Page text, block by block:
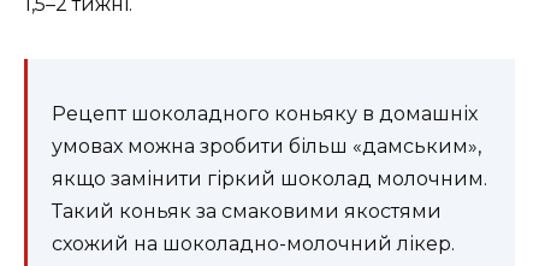
Рецепт шоколадного коньяку в домашніх
умовах можна зробити більш «дамським»,
якщо замінити гіркий шоколад молочним.
Такий коньяк за смаковими якостями
схожий на шоколадно-молочний лікер.